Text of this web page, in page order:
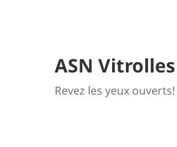
ASN Vitrolles
Revez les yeux ouverts!